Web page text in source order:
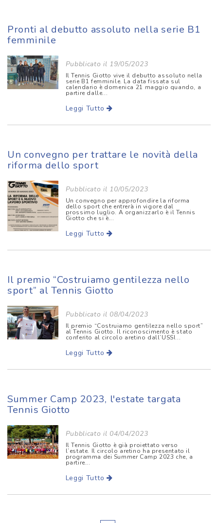
Pronti al debutto assoluto nella serie B1
femminile
Pubblicato il 19/05/2023
Il Tennis Giotto vive il debutto assoluto nella
serie B1 femminile. La data fissata sul
calendario è domenica 21 maggio quando, a
partire dalle...
Leggi Tutto
Un convegno per trattare le novità della
riforma dello sport
Pubblicato il 10/05/2023
Un convegno per approfondire la riforma
dello sport che entrerà in vigore dal
prossimo luglio. A organizzarlo è il Tennis
Giotto che si è...
Leggi Tutto
Il premio “Costruiamo gentilezza nello
sport” al Tennis Giotto
Pubblicato il 08/04/2023
Il premio “Costruiamo gentilezza nello sport”
al Tennis Giotto. Il riconoscimento è stato
conferito al circolo aretino dall’USSI...
Leggi Tutto
Summer Camp 2023, l'estate targata
Tennis Giotto
Pubblicato il 04/04/2023
Il Tennis Giotto è già proiettato verso
l’estate. Il circolo aretino ha presentato il
programma dei Summer Camp 2023 che, a
partire...
Leggi Tutto